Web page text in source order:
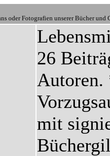
oder Fotografien unserer Bücher und
26
Autoren.
mit